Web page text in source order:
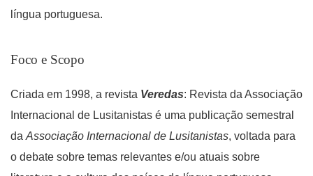
língua portuguesa.
Foco e Scopo
Criada em 1998, a revista Veredas: Revista da Associação
Internacional de Lusitanistas é uma publicação semestral
da Associação Internacional de Lusitanistas, voltada para
o debate sobre temas relevantes e/ou atuais sobre